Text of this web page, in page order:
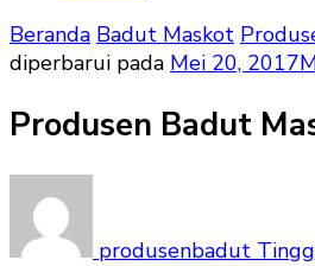
Beranda Badut Maskot
diperbarui pada Mei 20, 2017
Produsen Badut
produsenbadut